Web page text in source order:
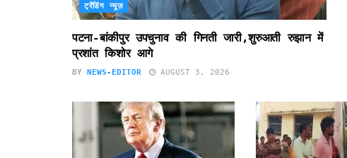
ट्रेंडिंग न्यूज़
पटना-बांकीपुर उपचुनाव की गिनती जारी,शुरुआती रुझान में
प्रशांत किशोर आगे
BY NEWS-EDITOR AUGUST 3, 2026